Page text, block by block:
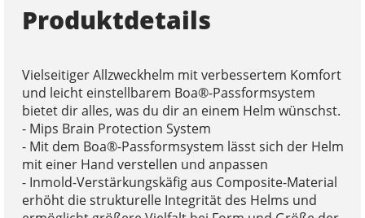
Produktdetails
Vielseitiger Allzweckhelm mit verbessertem Komfort
und leicht einstellbarem Boa®-Passformsystem
bietet dir alles, was du dir an einem Helm wünschst.
- Mips Brain Protection System
- Mit dem Boa®-Passformsystem lässt sich der Helm
mit einer Hand verstellen und anpassen
- Inmold-Verstärkungskäfig aus Composite-Material
erhöht die strukturelle Integrität des Helms und